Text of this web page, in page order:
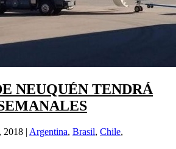
NEUQUÉN TENDRÁ
2018 | Argentina, Brasil, Chile,